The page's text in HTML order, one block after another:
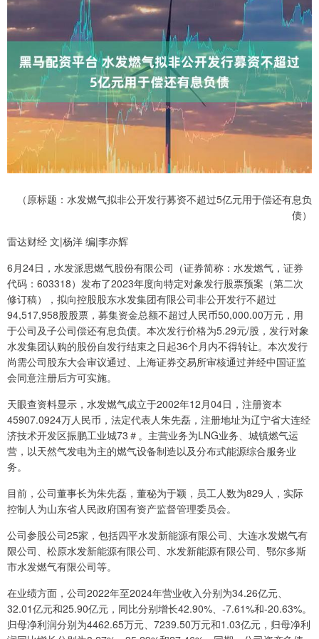
（原标题：水发燃气拟非公开发行募资不超过5亿元用于偿还有息负
债）
雷达财经 文|杨洋 编|李亦辉
6月24日，水发派思燃气股份有限公司（证券简称：水发燃气，证券
代码：603318）发布了2023年度向特定对象发行股票预案（第二次
修订稿），拟向控股股东水发集团有限公司非公开发行不超过
94,517,958股股票，募集资金总额不超过人民币50,000.00万元，用
于公司及子公司偿还有息负债。本次发行价格为5.29元/股，发行对象
水发集团认购的股份自发行结束之日起36个月内不得转让。本次发行
尚需公司股东大会审议通过、上海证券交易所审核通过并经中国证监
会同意注册后方可实施。
天眼查资料显示，水发燃气成立于2002年12月04日，注册资本
45907.0924万人民币，法定代表人朱先磊，注册地址为辽宁省大连经
济技术开发区振鹏工业城73＃。主营业务为LNG业务、城镇燃气运
营，以天然气发电为主的燃气设备制造以及分布式能源综合服务业
务。
目前，公司董事长为朱先磊，董秘为于颖，员工人数为829人，实际
控制人为山东省人民政府国有资产监督管理委员会。
公司参股公司25家，包括四平水发新能源有限公司、大连水发燃气有
限公司、松原水发新能源有限公司、水发新能源有限公司、鄂尔多斯
市水发燃气有限公司等。
在业绩方面，公司2022年至2024年营业收入分别为34.26亿元、
32.01亿元和25.90亿元，同比分别增长42.90%、-7.61%和-20.63%。
归母净利润分别为4462.65万元、7239.50万元和1.03亿元，归母净利